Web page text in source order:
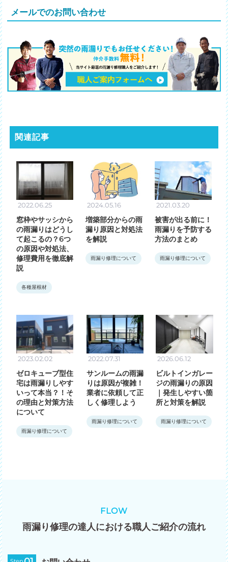
メールでのお問い合わせ
関連記事
2022.06.25
窓枠やサッシから
の雨漏りはどうし
て起こるの？6つ
の原因や対処法、
修理費用を徹底解
説
各種屋根材
2024.05.16
増築部分からの雨
漏り原因と対処法
を解説
雨漏り修理について
2021.03.20
被害が出る前に！
雨漏りを予防する
方法のまとめ
雨漏り修理について
2023.02.02
ゼロキューブ型住
宅は雨漏りしやす
いって本当？！そ
の理由と対策方法
について
雨漏り修理について
2022.07.31
サンルームの雨漏
りは原因が複雑！
業者に依頼して正
しく修理しよう
雨漏り修理について
2026.06.12
ビルトインガレー
ジの雨漏りの原因
｜発生しやすい箇
所と対策を解説
雨漏り修理について
雨漏り修理の達人における職人ご紹介の流れ
FLOW